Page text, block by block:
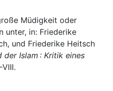
Müdigkeit oder
unter, in: Friederike
und Friederike Heitsch
der Islam : Kritik eines